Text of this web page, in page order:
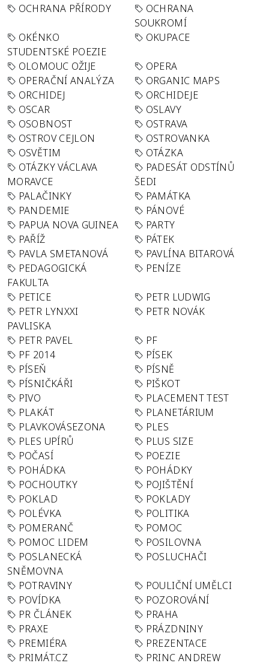
OCHRANA PŘÍRODY
OCHRANA
SOUKROMÍ
OKÉNKO
STUDENTSKÉ POEZIE
OKUPACE
OLOMOUC OŽIJE
OPERA
OPERAČNÍ ANALÝZA
ORGANIC MAPS
ORCHIDEJ
ORCHIDEJE
OSCAR
OSLAVY
OSOBNOST
OSTRAVA
OSTROV CEJLON
OSTROVANKA
OSVĚTIM
OTÁZKA
OTÁZKY VÁCLAVA
MORAVCE
PADESÁT ODSTÍNŮ
ŠEDI
PALAČINKY
PAMÁTKA
PANDEMIE
PÁNOVÉ
PAPUA NOVA GUINEA
PARTY
PAŘÍŽ
PÁTEK
PAVLA SMETANOVÁ
PAVLÍNA BITAROVÁ
PEDAGOGICKÁ
FAKULTA
PENÍZE
PETICE
PETR LUDWIG
PETR LYNXXI
PAVLISKA
PETR NOVÁK
PETR PAVEL
PF
PF 2014
PÍSEK
PÍSEŇ
PÍSNĚ
PÍSNIČKÁŘI
PIŠKOT
PIVO
PLACEMENT TEST
PLAKÁT
PLANETÁRIUM
PLAVKOVÁSEZONA
PLES
PLES UPÍRŮ
PLUS SIZE
POČASÍ
POEZIE
POHÁDKA
POHÁDKY
POCHOUTKY
POJIŠTĚNÍ
POKLAD
POKLADY
POLÉVKA
POLITIKA
POMERANČ
POMOC
POMOC LIDEM
POSILOVNA
POSLANECKÁ
SNĚMOVNA
POSLUCHAČI
POTRAVINY
POULIČNÍ UMĚLCI
POVÍDKA
POZOROVÁNÍ
PR ČLÁNEK
PRAHA
PRAXE
PRÁZDNINY
PREMIÉRA
PREZENTACE
PRIMÁT.CZ
PRINC ANDREW